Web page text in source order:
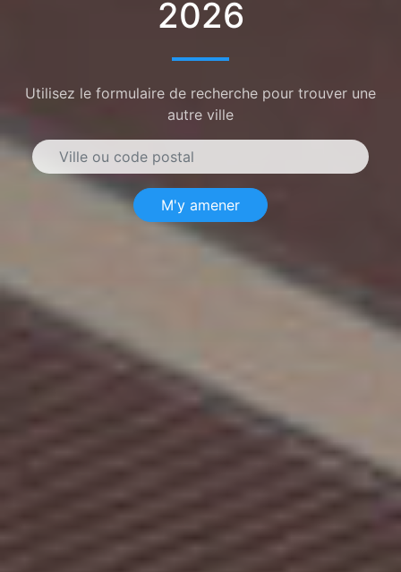
2026
Utilisez le formulaire de recherche pour trouver une
autre ville
M'y amener